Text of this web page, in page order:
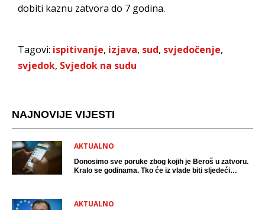
dobiti kaznu zatvora do 7 godina.
Tagovi: ispitivanje, izjava, sud, svjedočenje,
svjedok, Svjedok na sudu
NAJNOVIJE VIJESTI
AKTUALNO
Donosimo sve poruke zbog kojih je Beroš u zatvoru.
Kralo se godinama. Tko će iz vlade biti sljedeći
AKTUALNO